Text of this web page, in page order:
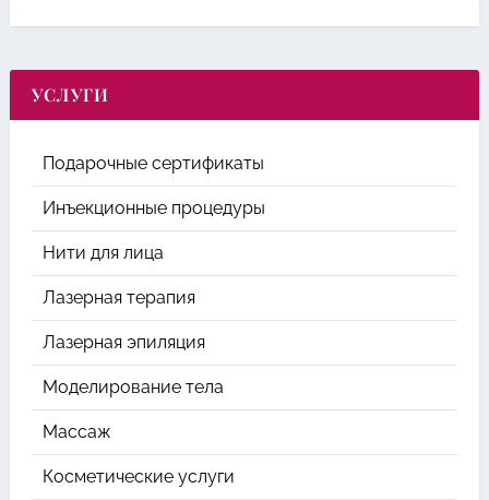
УСЛУГИ
Подарочные сертификаты
Инъекционные процедуры
Нити для лица
Лазерная терапия
Лазерная эпиляция
Моделирование тела
Массаж
Косметические услуги